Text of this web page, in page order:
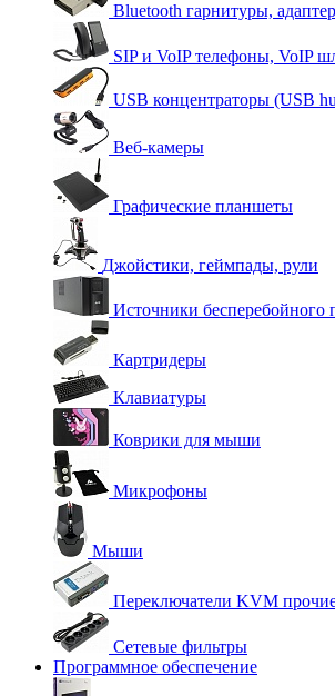
Bluetooth гарнитуры,
SIP и VoIP телефоны, VoIP
USB концентраторы (USB
Веб-камеры
Графические планшеты
Джойстики, геймпады, рули
Источники бесперебойного
Картридеры
Клавиатуры
Коврики для мыши
Микрофоны
Мыши
Переключатели KVM
Сетевые фильтры
Программное обеспечение